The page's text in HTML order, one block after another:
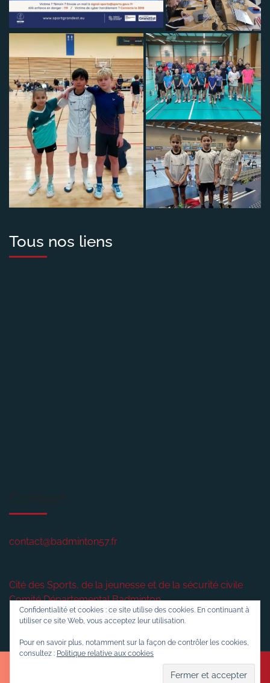
Tous nos liens
contact@badminton57.fr
Cité des Sports, de la jeunesse et de la sécurité civile
Comité Départemental Badminton
2 rue plénière
Confidentialité et cookies : ce site utilise des cookies. En continuant à
utiliser ce site Web, vous acceptez leur utilisation.
Pour en savoir plus, notamment sur la façon de contrôler les cookies,
consultez : Politique relative aux cookies